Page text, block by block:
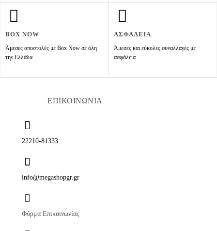
BOX NOW
Άμεσες αποστολές με Box Now σε όλη
την Ελλάδα
ΑΣΦΑΛΕΙΑ
Άμεσες και εύκολες συναλλαγές με
ασφάλεια.
ΕΠΙΚΟΙΝΩΝΙΑ
22210-81333
info@megashopgr.gr
Φόρμα Επικοινωνίας